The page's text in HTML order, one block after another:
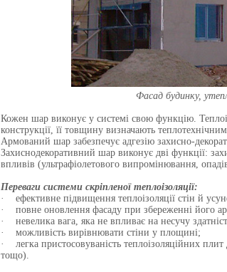
Фасад будинку,
Кожен шар виконує у системі свою функцію.
конструкції, її товщину визначають
Армований шар забезпечує адгезію захисно-
Захиснодекоративний шар виконує дві функції:
впливів (ультрафіолетового випромінювання,
Переваги системи скріпленої теплоізоляції:
· ефективне підвищення теплоізоляції стін й
· повне оновлення фасаду при збереженні його
· невелика вага, яка не впливає на несучу
· можливість вирівнювати стіни у площині;
· легка пристосовуваність теплоізоляційних
тощо).